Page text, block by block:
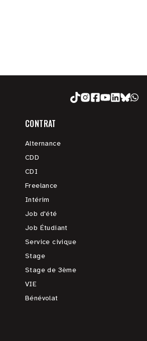
CONTRAT
Alternance
CDD
CDI
Freelance
Intérim
Job d'été
Job Étudiant
Service civique
Stage
Stage de 3ème
VIE
Bénévolat